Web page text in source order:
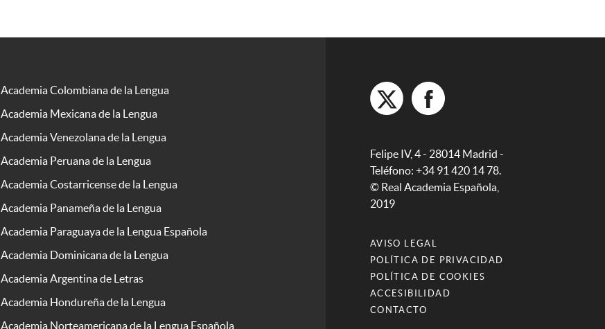
Academia Colombiana de la Lengua
Academia Mexicana de la Lengua
Academia Venezolana de la Lengua
Academia Peruana de la Lengua
Academia Costarricense de la Lengua
Academia Panameña de la Lengua
Academia Paraguaya de la Lengua Española
Academia Dominicana de la Lengua
Academia Argentina de Letras
Academia Hondureña de la Lengua
Academia Norteamericana de la Lengua Española
Felipe IV, 4 - 28014 Madrid -
Teléfono: +34 91 420 14 78.
© Real Academia Española,
2019
AVISO LEGAL
POLÍTICA DE PRIVACIDAD
POLÍTICA DE COOKIES
ACCESIBILIDAD
CONTACTO